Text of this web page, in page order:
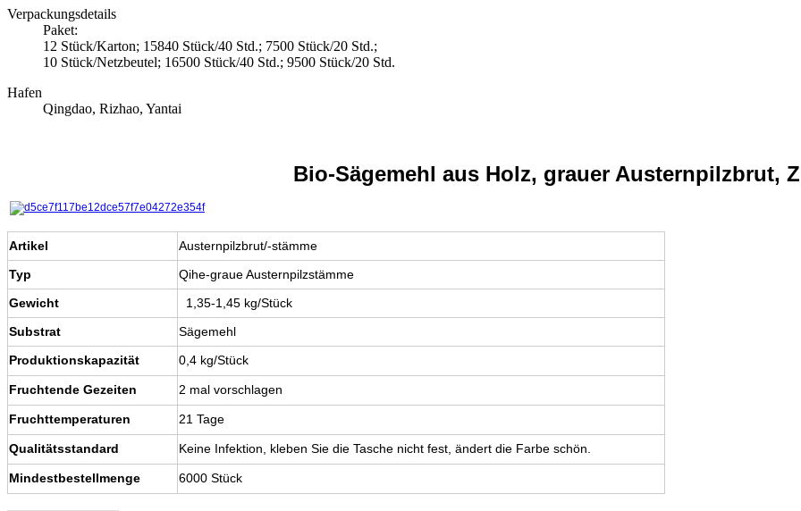
Verpackungsdetails
Paket:
12 Stück/Karton; 15840 Stück/40 Std.; 7500 Stück/20 Std.;
10 Stück/Netzbeutel; 16500 Stück/40 Std.; 9500 Stück/20 Std.
Hafen
Qingdao, Rizhao, Yantai
Bio-Sägemehl aus Holz, grauer Austernpilzbrut,
Artikel
Austernpilzbrut/-stämme
Typ
Qihe-graue Austernpilzstämme
Gewicht
1,35-1,45 kg/Stück
Substrat
Sägemehl
Produktionskapazität
0,4 kg/Stück
Fruchtende Gezeiten 2 mal vorschlagen
Fruchttemperaturen 21 Tage
Qualitätsstandard Keine Infektion, kleben Sie die Tasche nicht fest, ändert die Farbe schön.
Mindestbestellmenge 6000 Stück